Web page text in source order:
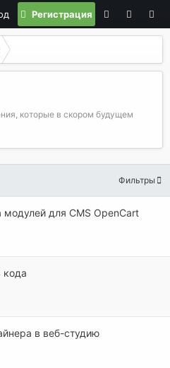
Регистрация
которые в скором будущем
Фильтры
модулей для CMS OpenCart
кода
в веб-студию